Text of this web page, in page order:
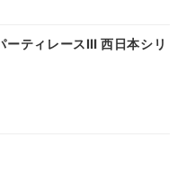
ーティレースⅢ 西日本シリ